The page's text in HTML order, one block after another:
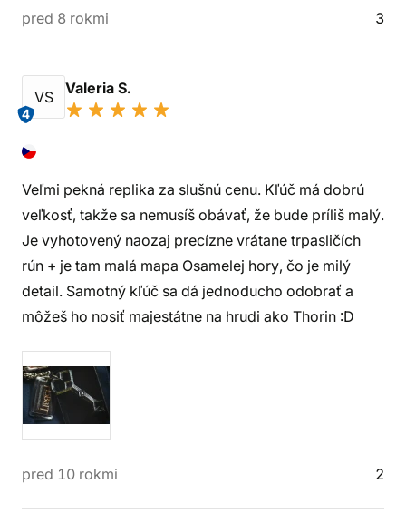
pred 8 rokmi 3
VS
4
Valeria S.
Veľmi pekná replika za slušnú cenu. Kľúč má dobrú
veľkosť, takže sa nemusíš obávať, že bude príliš malý.
Je vyhotovený naozaj precízne vrátane trpasličích
rún + je tam malá mapa Osamelej hory, čo je milý
detail. Samotný kľúč sa dá jednoducho odobrať a
môžeš ho nosiť majestátne na hrudi ako Thorin :D
pred 10 rokmi 2